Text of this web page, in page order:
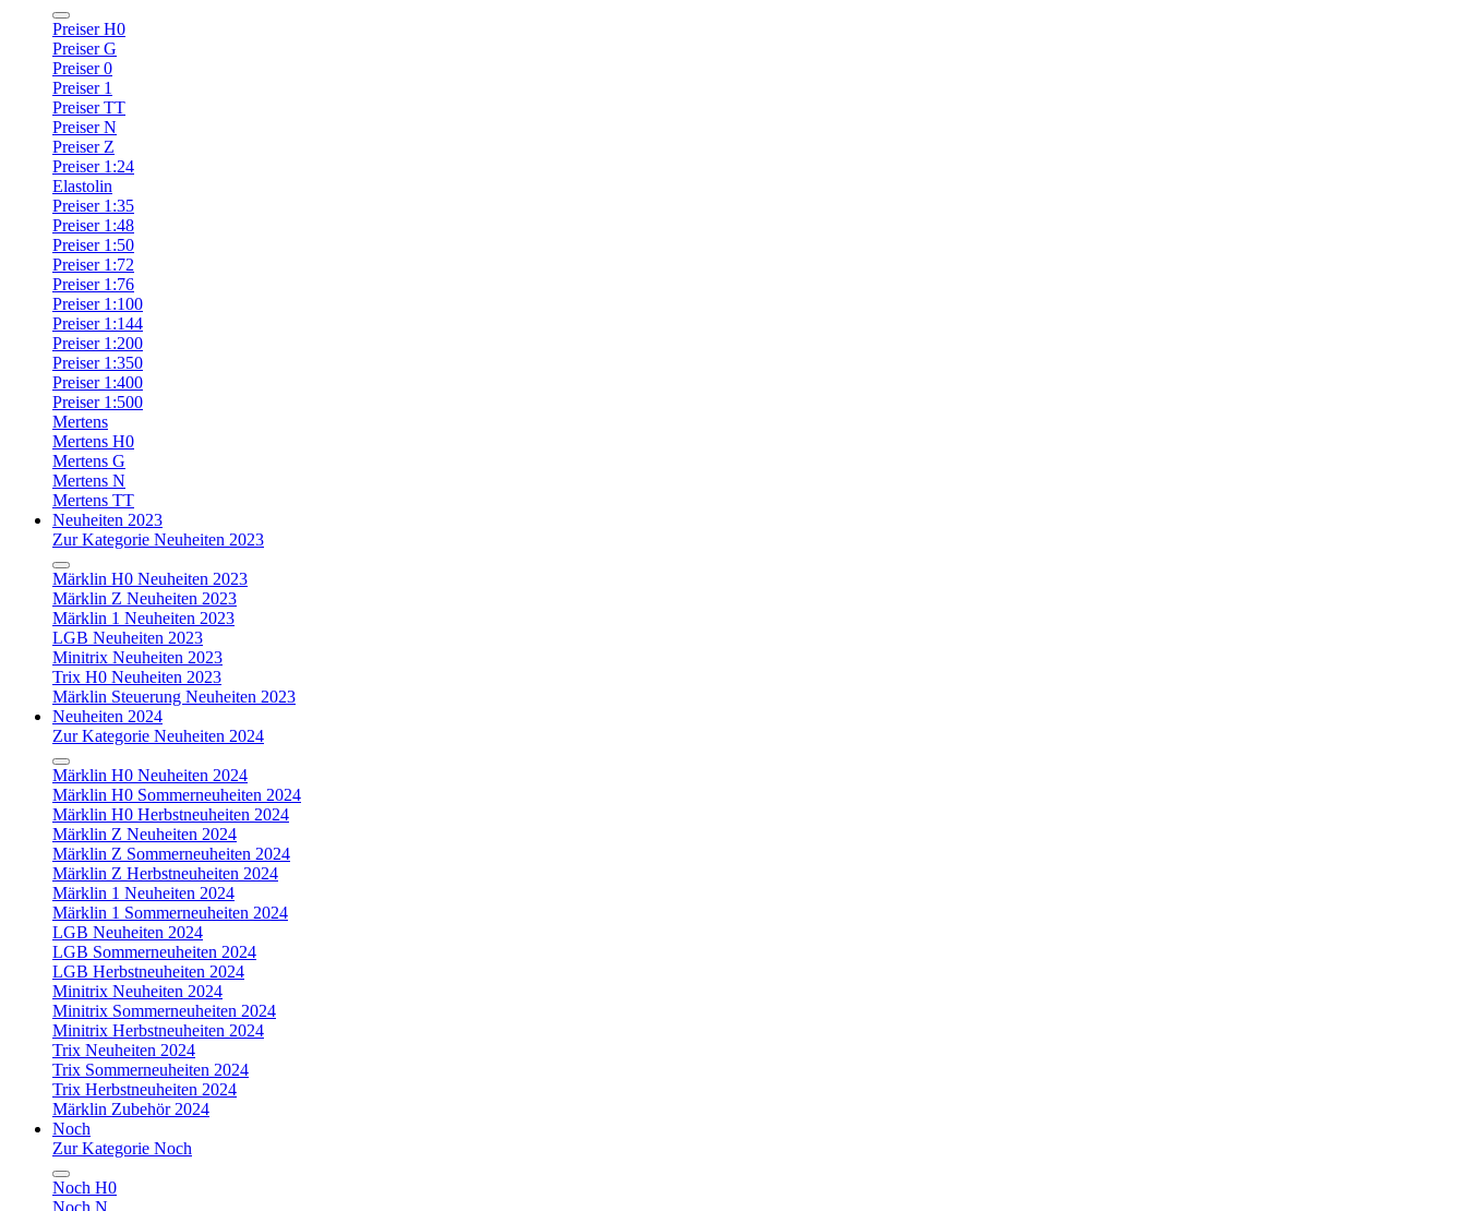
Preiser H0
Preiser G
Preiser 0
Preiser 1
Preiser TT
Preiser N
Preiser Z
Preiser 1:24
Elastolin
Preiser 1:35
Preiser 1:48
Preiser 1:50
Preiser 1:72
Preiser 1:76
Preiser 1:100
Preiser 1:144
Preiser 1:200
Preiser 1:350
Preiser 1:400
Preiser 1:500
Mertens
Mertens H0
Mertens G
Mertens N
Mertens TT
Neuheiten 2023
Zur Kategorie Neuheiten 2023
Märklin H0 Neuheiten 2023
Märklin Z Neuheiten 2023
Märklin 1 Neuheiten 2023
LGB Neuheiten 2023
Minitrix Neuheiten 2023
Trix H0 Neuheiten 2023
Märklin Steuerung Neuheiten 2023
Neuheiten 2024
Zur Kategorie Neuheiten 2024
Märklin H0 Neuheiten 2024
Märklin H0 Sommerneuheiten 2024
Märklin H0 Herbstneuheiten 2024
Märklin Z Neuheiten 2024
Märklin Z Sommerneuheiten 2024
Märklin Z Herbstneuheiten 2024
Märklin 1 Neuheiten 2024
Märklin 1 Sommerneuheiten 2024
LGB Neuheiten 2024
LGB Sommerneuheiten 2024
LGB Herbstneuheiten 2024
Minitrix Neuheiten 2024
Minitrix Sommerneuheiten 2024
Minitrix Herbstneuheiten 2024
Trix Neuheiten 2024
Trix Sommerneuheiten 2024
Trix Herbstneuheiten 2024
Märklin Zubehör 2024
Noch
Zur Kategorie Noch
Noch H0
Noch N